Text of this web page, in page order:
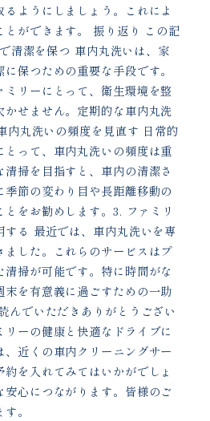
ようにしましょう。これによ
とができます。 振り返り この記
清潔を保つ 車内丸洗いは、家
保つための重要な手段です。
リーにとって、衛生環境を整
せません。定期的な車内丸洗
内丸洗いの頻度を見直す 日常的
って、車内丸洗いの頻度は重
掃を目指すと、車内の清潔さ
節の変わり目や長距離移動の
をお勧めします。3. ファミリ
る 最近では、車内丸洗いを専
ました。これらのサービスはプ
掃が可能です。特に時間がな
を有意義に過ごすための一助
んでいただきありがとうござい
ーの健康と快適なドライブに
近くの車内クリーニングサー
を入れてみてはいかがでしょ
安心につながります。皆様のご
。